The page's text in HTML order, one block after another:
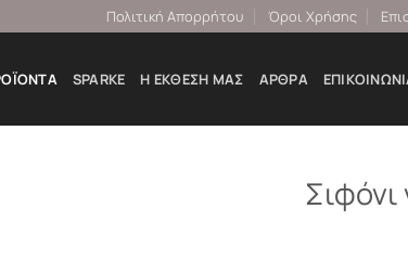
Πολιτική Απορρήτου Όροι Χρήσης
SPARKE Η ΕΚΘΕΣΉ ΜΑΣ ΆΡΘΡΑ